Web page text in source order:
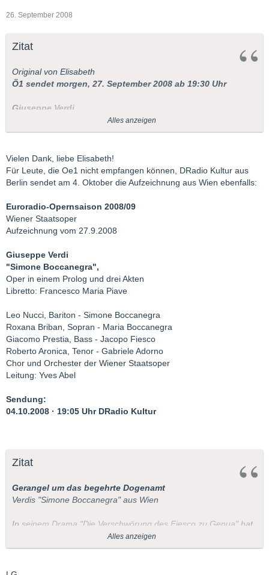
26. September 2008
Zitat
Original von Elisabeth
Ö1 sendet morgen, 27. September 2008 ab 19:30 Uhr
Giuseppe Verdi
Giacomo Prestia (Fiesco), Mario Malagnini (Gabriele Adorno) u.
a.; Chor und Orchester der Wiener Staatsoper, Dirigent: Yves
Abel (Übertragung aus der Wiener Staatsoper); Präsentation:
LG, Elisabeth
Alles anzeigen
Vielen Dank, liebe Elisabeth!
Für Leute, die Oe1 nicht empfangen können, DRadio Kultur aus
Berlin sendet am 4. Oktober die Aufzeichnung aus Wien ebenfalls:
Euroradio-Opernsaison 2008/09
Wiener Staatsoper
Aufzeichnung vom 27.9.2008
Giuseppe Verdi
"Simone Boccanegra",
Oper in einem Prolog und drei Akten
Libretto: Francesco Maria Piave
Leo Nucci, Bariton - Simone Boccanegra
Roxana Briban, Sopran - Maria Boccanegra
Giacomo Prestia, Bass - Jacopo Fiesco
Roberto Aronica, Tenor - Gabriele Adorno
Chor und Orchester der Wiener Staatsoper
Leitung: Yves Abel
Sendung:
04.10.2008 · 19:05 Uhr DRadio Kultur
Zitat
Gerangel um das begehrte Dogenamt
Verdis "Simone Boccanegra" aus Wien
In seinem Drama "Die Verschwörung des Fiesco zu Genua" hat
Schiller ein Dogengerangel um 1550 auf die Bühne gebracht.
Die Lebensgeschichte des Dogen Simone Boccanegra spielt
Francesco Maria Piave jedoch nach einem Stück von Antonio
Alles anzeigen